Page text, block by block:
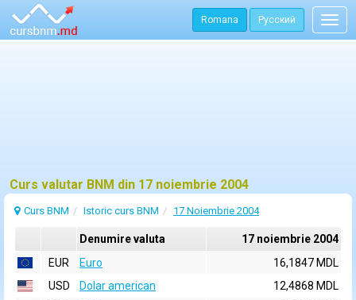
Romana Русский
Curs valutar BNM din 17 noiembrie 2004
Curs BNM Istoric curs BNM 17 Noiembrie 2004
Denumire valuta
17 noiembrie 2004
EUR
Euro
16,1847 MDL
USD
Dolar american
12,4868 MDL